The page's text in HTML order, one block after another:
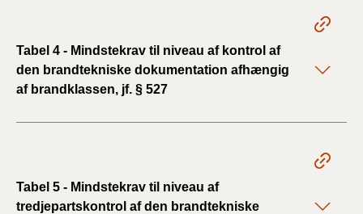
Tabel 4 - Mindstekrav til niveau af kontrol af
den brandtekniske dokumentation afhængig
af brandklassen, jf. § 527
Tabel 5 - Mindstekrav til niveau af
tredjepartskontrol af den brandtekniske